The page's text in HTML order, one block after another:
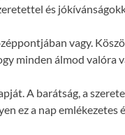
és
vagy.
minden álmod valóra
A barátság, a
ez a nap emlékezetes